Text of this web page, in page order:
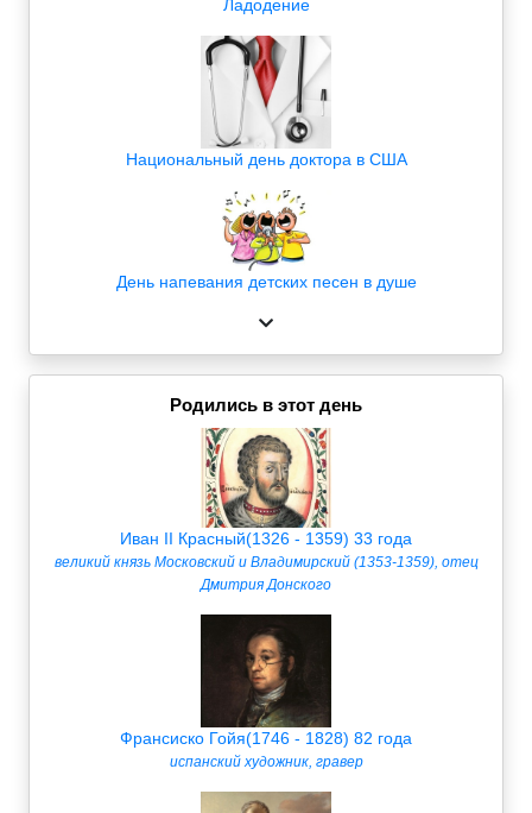
Ладодение
Национальный день доктора в США
День напевания детских песен в душе
Родились в этот день
Иван II Красный(1326 - 1359) 33 года
великий князь Московский и Владимирский (1353-1359), отец
Дмитрия Донского
Франсиско Гойя(1746 - 1828) 82 года
испанский художник, гравер